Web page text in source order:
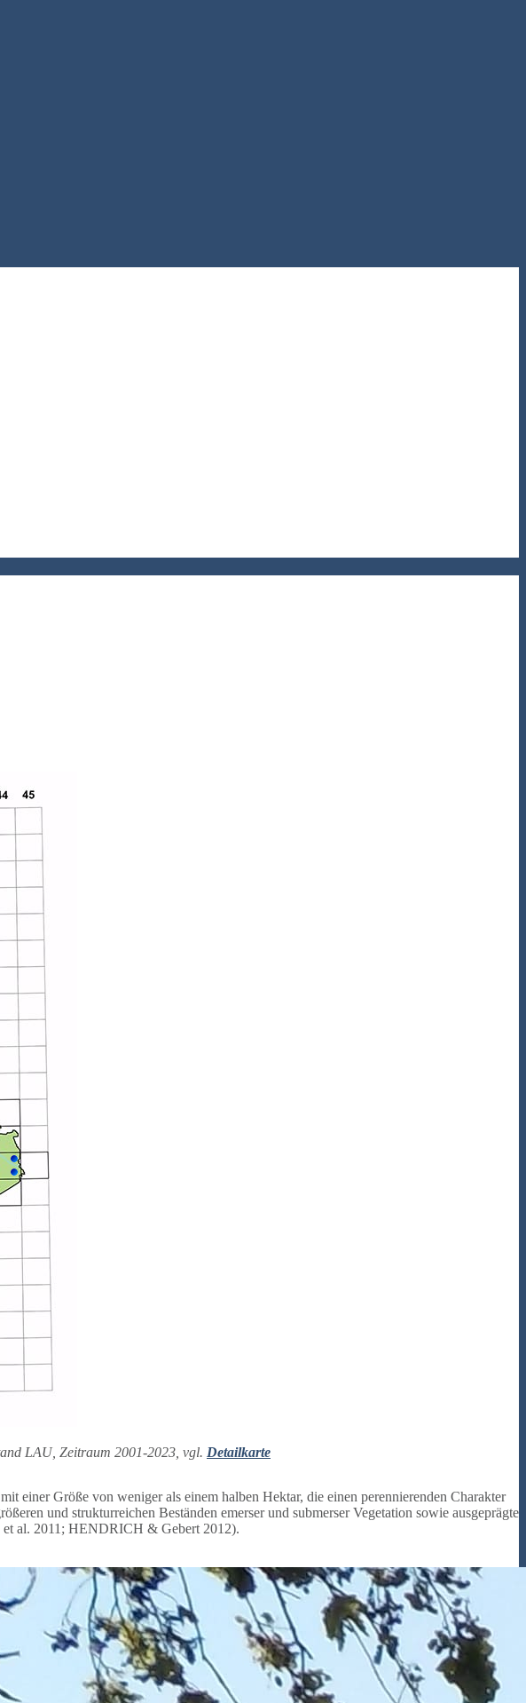
LAU, Zeitraum 2001-2023, vgl. Detailkarte
einer Größe von weniger als einem halben Hektar, die einen perennierenden Charakter
und strukturreichen Beständen emerser und submerser Vegetation sowie ausgeprägte
al. 2011; HENDRICH & Gebert 2012).